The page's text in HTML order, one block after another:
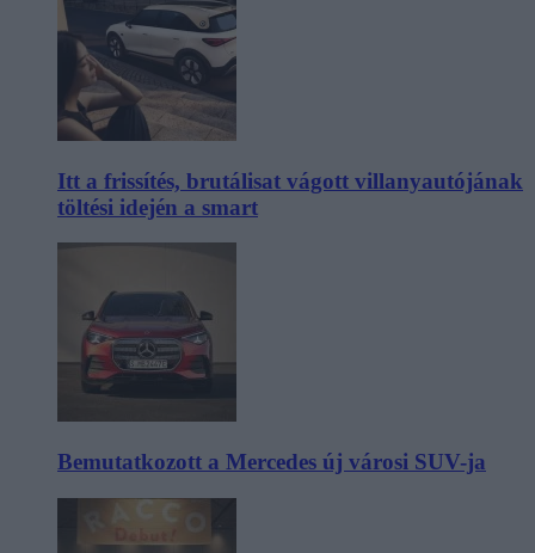
Itt a frissítés, brutálisat vágott villanyautójának
töltési idején a smart
Bemutatkozott a Mercedes új városi SUV-ja